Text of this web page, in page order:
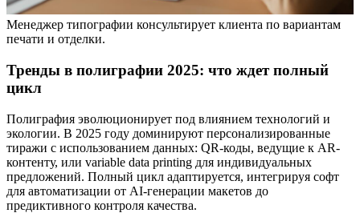
Менеджер типографии консультирует клиента по вариантам
печати и отделки.
Тренды в полиграфии 2025: что ждет полный
цикл
Полиграфия эволюционирует под влиянием технологий и
экологии. В 2025 году доминируют персонализированные
тиражи с использованием данных: QR-коды, ведущие к AR-
контенту, или variable data printing для индивидуальных
предложений. Полный цикл адаптируется, интегрируя софт
для автоматизации от AI-генерации макетов до
предиктивного контроля качества.